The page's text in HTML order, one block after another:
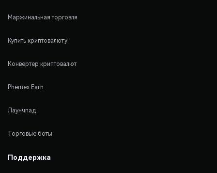
Маржинальная торговля
Купить криптовалюту
Конвертер криптовалют
Phemex Earn
Лаунчпад
Торговые боты
Поддержка